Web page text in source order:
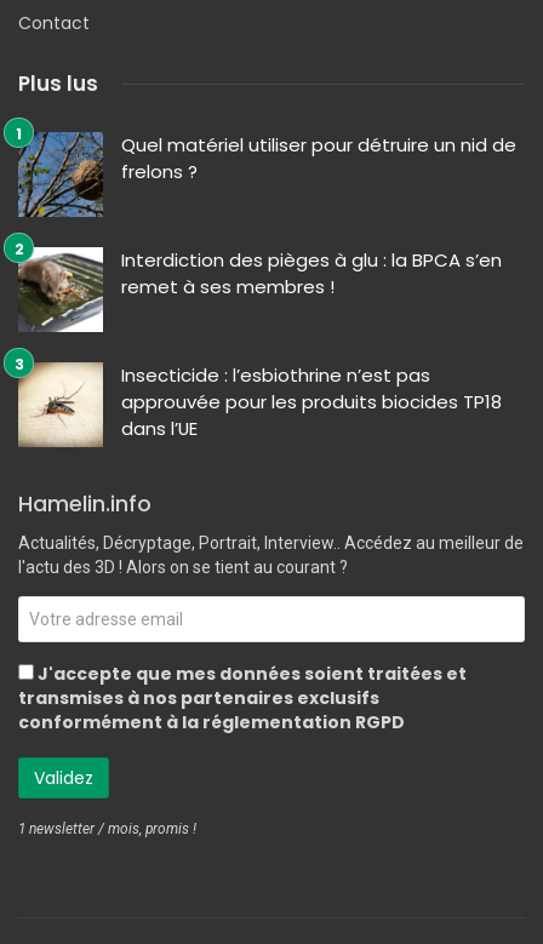
Contact
Plus lus
Quel matériel utiliser pour détruire un nid de
frelons ?
Interdiction des pièges à glu : la BPCA s’en
remet à ses membres !
Insecticide : l’esbiothrine n’est pas
approuvée pour les produits biocides TP18
dans l’UE
Hamelin.info
Actualités, Décryptage, Portrait, Interview.. Accédez au meilleur de
l'actu des 3D ! Alors on se tient au courant ?
J'accepte que mes données soient traitées et
transmises à nos partenaires exclusifs
conformément à la réglementation RGPD
1 newsletter / mois, promis !